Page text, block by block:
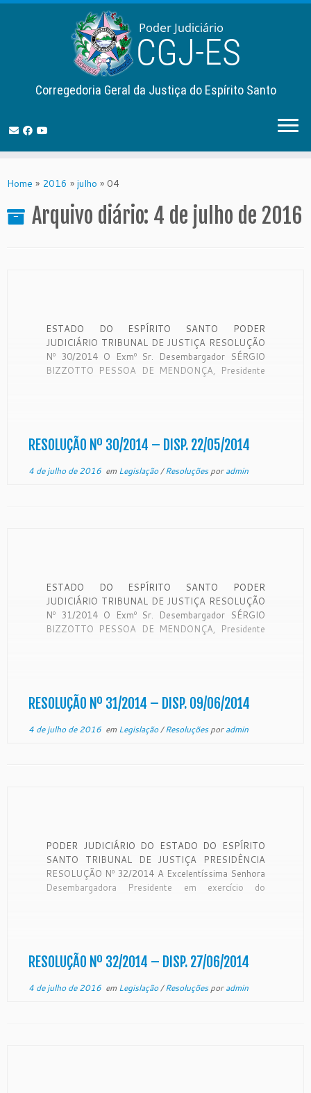
to
Corregedoria Geral da Justiça do Espírito Santo
Home » 2016 » julho » 04
Arquivo diário: 4 de julho de 2016
ESTADO DO ESPÍRITO SANTO PODER
JUDICIÁRIO TRIBUNAL DE JUSTIÇA RESOLUÇÃO
Nº 30/2014 O Exmº Sr. Desembargador SÉRGIO
BIZZOTTO PESSOA DE MENDONÇA, Presidente
RESOLUÇÃO Nº 30/2014 – DISP. 22/05/2014
4 de julho de 2016em Legislação/Resoluçõesporadmin
ESTADO DO ESPÍRITO SANTO PODER
JUDICIÁRIO TRIBUNAL DE JUSTIÇA RESOLUÇÃO
Nº 31/2014 O Exmº Sr. Desembargador SÉRGIO
BIZZOTTO PESSOA DE MENDONÇA, Presidente
RESOLUÇÃO Nº 31/2014 – DISP. 09/06/2014
4 de julho de 2016em Legislação/Resoluçõesporadmin
PODER JUDICIÁRIO DO ESTADO DO ESPÍRITO
SANTO TRIBUNAL DE JUSTIÇA PRESIDÊNCIA
RESOLUÇÃO Nº 32/2014 A Excelentíssima Senhora
Desembargadora Presidente em exercício do
RESOLUÇÃO Nº 32/2014 – DISP. 27/06/2014
4 de julho de 2016em Legislação/Resoluçõesporadmin